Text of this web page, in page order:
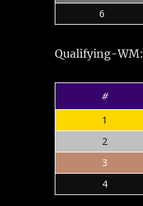
6
Qualifying-WM:
#
1
2
3
4